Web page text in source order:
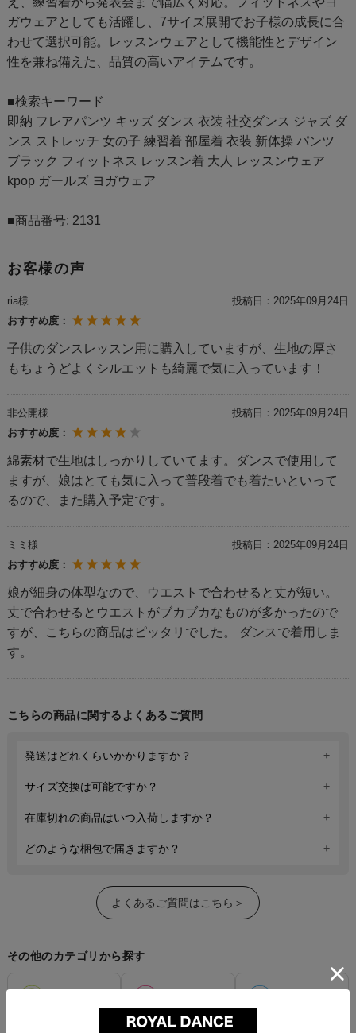
ガウェアとしても活躍し、7サイズ展開でお子様の成長に合
わせて選択可能。レッスンウェアとして機能性とデザイン
性を兼ね備えた、品質の高いアイテムです。
■検索キーワード
即納 フレアパンツ キッズ ダンス 衣装 社交ダンス ジャズ ダ
ンス ストレッチ 女の子 練習着 部屋着 衣装 新体操 パンツ
ブラック フィットネス レッスン着 大人 レッスンウェア
kpop ガールズ ヨガウェア
■商品番号: 2131
お客様の声
ria様 投稿日： 2025年09月24日
おすすめ度：
子供のダンスレッスン用に購入していますが、生地の厚さ
もちょうどよくシルエットも綺麗で気に入っています！
非公開様 投稿日： 2025年09月24日
おすすめ度：
綿素材で生地はしっかりしていてます。ダンスで使用して
ますが、娘はとても気に入って普段着でも着たいといって
るので、また購入予定です。
ミミ様 投稿日： 2025年09月24日
おすすめ度：
娘が細身の体型なので、ウエストで合わせると丈が短い。
丈で合わせるとウエストがブカブカなものが多かったので
すが、こちらの商品はピッタリでした。 ダンスで着用しま
す。
こちらの商品に関するよくあるご質問
発送はどれくらいかかりますか？
サイズ交換は可能ですか？
在庫切れの商品はいつ入荷しますか？
どのような梱包で届きますか？
よくあるご質問はこちら＞
その他のカテゴリから探す
レディース